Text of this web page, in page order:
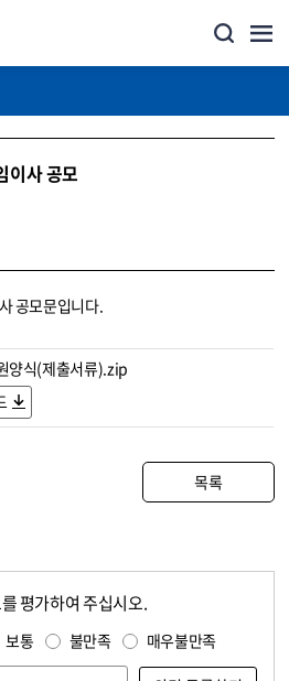
이사 공모
공모문입니다.
양식(제출서류).zip
목록
평가하여 주십시오.
보통 불만족 매우불만족